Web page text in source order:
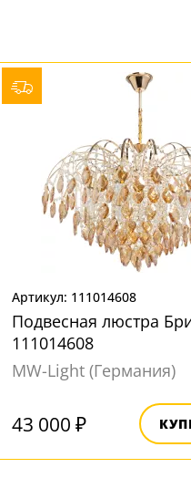
Артикул: 111014608
Подвесная люстра
111014608
MW-Light (Германия)
43 000 ₽